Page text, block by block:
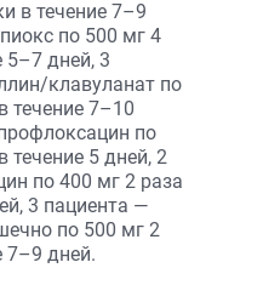
в течение 7–9
по 500 мг 4
5–7 дней, 3
клавуланат по
течение 7–10
по
течение 5 дней, 2
по 400 мг 2 раза
3 пациента —
по 500 мг 2
7–9 дней.